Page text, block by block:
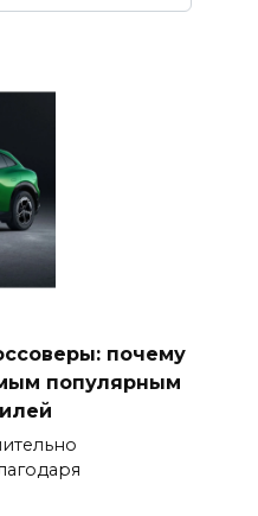
почему
популярным